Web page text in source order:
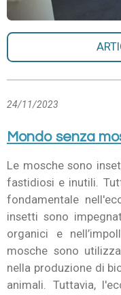
24/11/2023
Mondo senza
Le mosche sono
fastidiosi e inutili.
fondamentale
insetti sono
organici e
mosche sono
nella produzione di
animali. Tuttavia,